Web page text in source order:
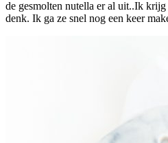
de gesmolten nutella er al uit..Ik
denk. Ik ga ze snel nog een keer